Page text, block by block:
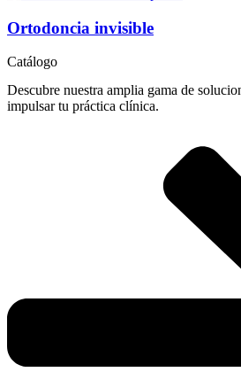
Ortodoncia invisible
Catálogo
Descubre nuestra amplia gama de
impulsar tu práctica clínica.